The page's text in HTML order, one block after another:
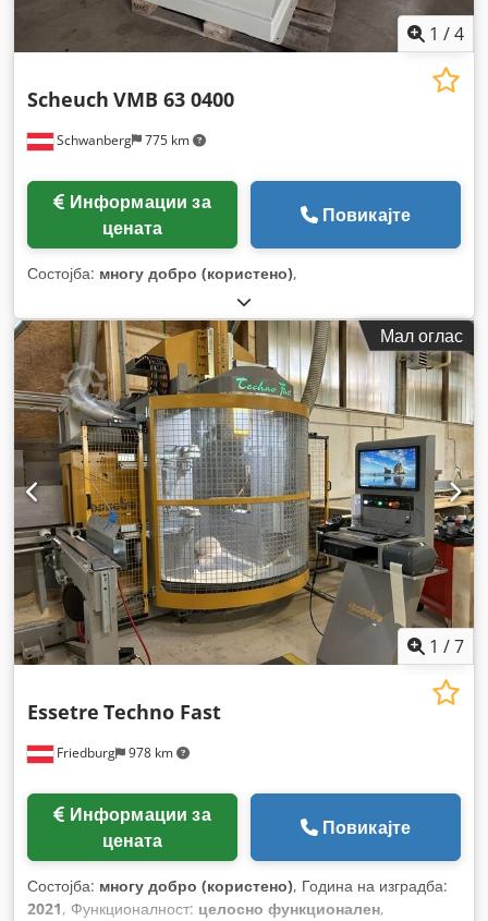
1 /4
Schwanberg 775 km
Scheuch VMB 63 0400
цената
Повикајте
Состојба: многу добро (користено),
Мал оглас
1 /7
Friedburg 978 km
Essetre Techno Fast
цената
Повикајте
Состојба: многу добро (користено), Година на изградба:
2021, Функционалност: целосно функционален,